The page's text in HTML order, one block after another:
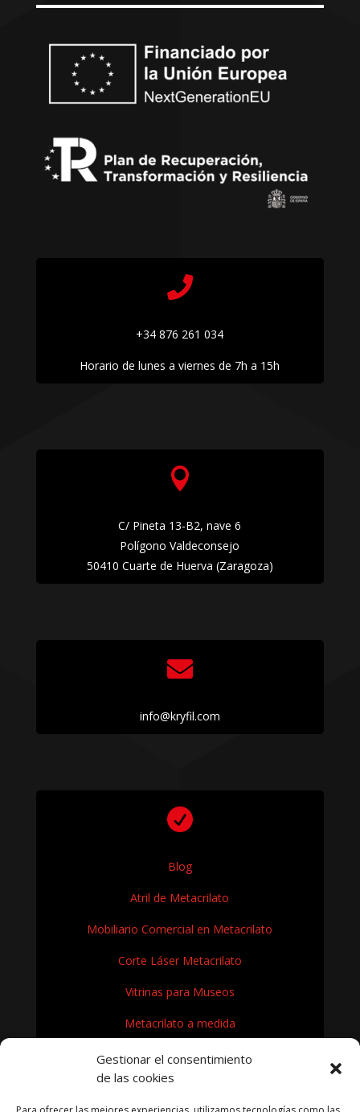
Gestionar el consentimiento
de las cookies

+34 876 261 034
Horario de lunes a viernes de 7h a 15h

C/ Pineta 13-B2, nave 6
Polígono Valdeconsejo
50410 Cuarte de Huerva (Zaragoza)

info@kryfil.com

Blog
Atril de Metacrilato
Mobiliario Comercial en Metacrilato
Corte Láser Metacrilato
Vitrinas para Museos
Metacrilato a medida
Rótulos en Metacrilato
Expositores de metacrilato para museos